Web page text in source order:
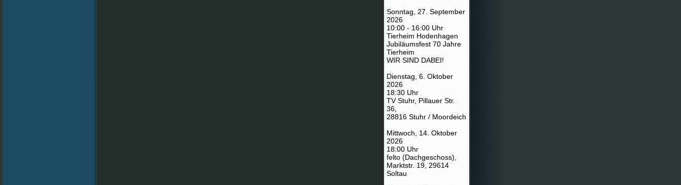
Sonntag, 27. September
2026
10:00 - 16:00 Uhr
Tierheim Hodenhagen
Jubiläumsfest 70 Jahre
Tierheim
WIR SIND DABEI!
Dienstag, 6. Oktober
2026
18:30 Uhr
TV Stuhr, Pillauer Str.
36,
28816 Stuhr / Moordeich
Mittwoch, 14. Oktober
2026
18:00 Uhr
felto (Dachgeschoss),
Marktstr. 19, 29614
Soltau